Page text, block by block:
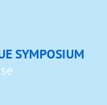
SYMPOSIUM